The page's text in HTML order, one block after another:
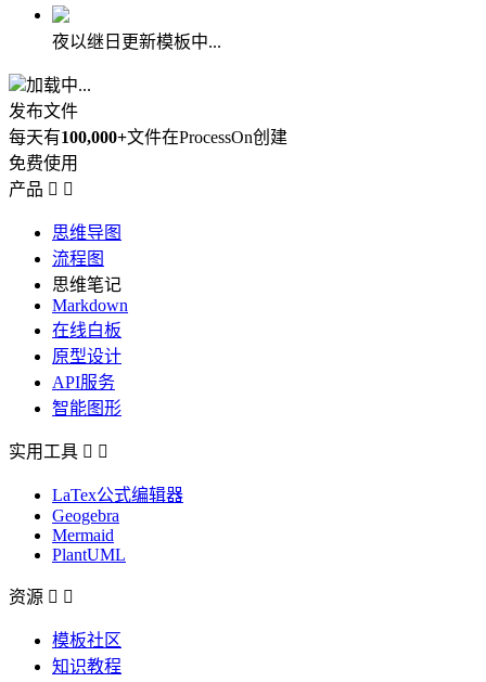
夜以继日更新模板中...
加载中...
发布文件
每天有100,000+文件在ProcessOn创建
免费使用
产品  
思维导图
流程图
思维笔记
Markdown
在线白板
原型设计
API服务
智能图形
实用工具  
LaTex公式编辑器
Geogebra
Mermaid
PlantUML
资源  
模板社区
知识教程